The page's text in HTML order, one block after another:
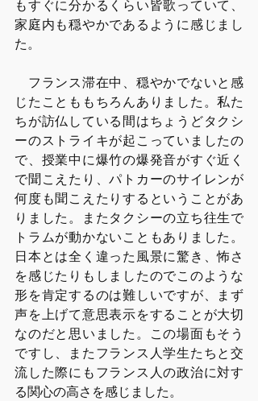
もすぐに分かるくらい皆歌っていて、
家庭内も穏やかであるように感じまし
た。
フランス滞在中、穏やかでないと感
じたことももちろんありました。私た
ちが訪仏している間はちょうどタクシ
ーのストライキが起こっていましたの
で、授業中に爆竹の爆発音がすぐ近く
で聞こえたり、パトカーのサイレンが
何度も聞こえたりするということがあ
りました。またタクシーの立ち往生で
トラムが動かないこともありました。
日本とは全く違った風景に驚き、怖さ
を感じたりもしましたのでこのような
形を肯定するのは難しいですが、まず
声を上げて意思表示をすることが大切
なのだと思いました。この場面もそう
ですし、またフランス人学生たちと交
流した際にもフランス人の政治に対す
る関心の高さを感じました。